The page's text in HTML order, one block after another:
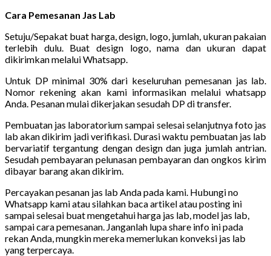
Cara Pemesanan Jas Lab
Setuju/Sepakat buat harga, design, logo, jumlah, ukuran pakaian
terlebih dulu. Buat design logo, nama dan ukuran dapat
dikirimkan melalui Whatsapp.
Untuk DP minimal 30% dari keseluruhan pemesanan jas lab.
Nomor rekening akan kami informasikan melalui whatsapp
Anda. Pesanan mulai dikerjakan sesudah DP di transfer.
Pembuatan jas laboratorium sampai selesai selanjutnya foto jas
lab akan dikirim jadi verifikasi. Durasi waktu pembuatan jas lab
bervariatif tergantung dengan design dan juga jumlah antrian.
Sesudah pembayaran pelunasan pembayaran dan ongkos kirim
dibayar barang akan dikirim.
Percayakan pesanan jas lab Anda pada kami. Hubungi no
Whatsapp kami atau silahkan baca artikel atau posting ini
sampai selesai buat mengetahui harga jas lab, model jas lab,
sampai cara pemesanan. Janganlah lupa share info ini pada
rekan Anda, mungkin mereka memerlukan konveksi jas lab
yang terpercaya.